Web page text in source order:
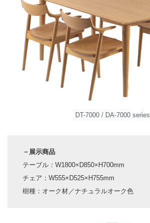
DT-7000 / DA-7000 series
－展示商品
テーブル：W1800×D850×H700mm
チェア：W555×D525×H755mm
樹種：オーク材／ナチュラルオーク色